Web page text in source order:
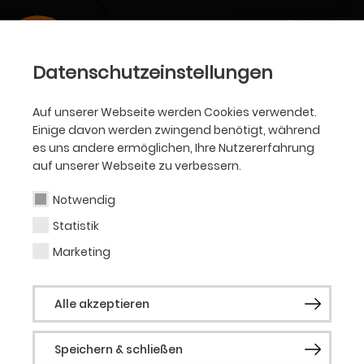
Datenschutzeinstellungen
Auf unserer Webseite werden Cookies verwendet.
Einige davon werden zwingend benötigt, während
es uns andere ermöglichen, Ihre Nutzererfahrung
auf unserer Webseite zu verbessern.
Notwendig
Statistik
Marketing
Alle akzeptieren
Speichern & schließen